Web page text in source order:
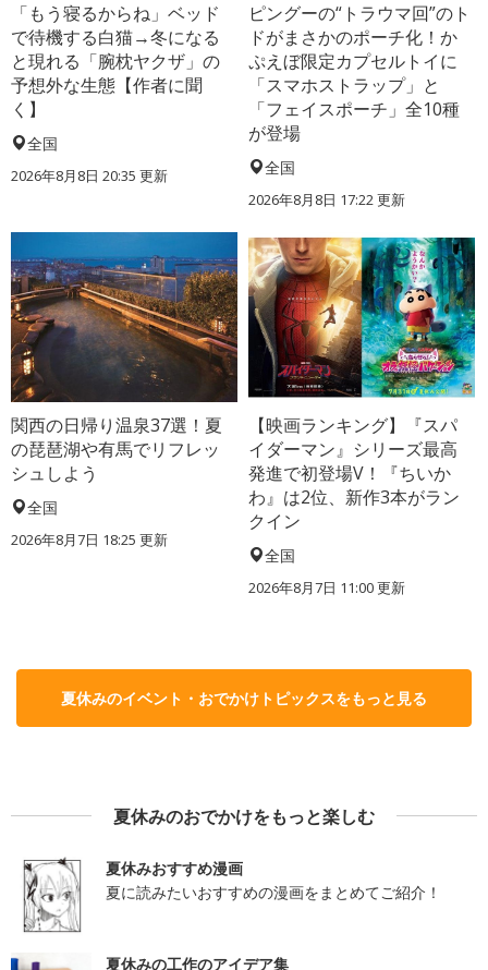
「もう寝るからね」ベッド
で待機する白猫→冬になる
と現れる「腕枕ヤクザ」の
予想外な生態【作者に聞
く】
全国
2026年8月8日 20:35 更新
ピングーの“トラウマ回”のト
ドがまさかのポーチ化！か
ぷえぼ限定カプセルトイに
「スマホストラップ」と
「フェイスポーチ」全10種
が登場
全国
2026年8月8日 17:22更新
関西の日帰り温泉37選！夏
の琵琶湖や有馬でリフレッ
シュしよう
全国
2026年8月7日 18:25 更新
【映画ランキング】『スパ
イダーマン』シリーズ最高
発進で初登場V！『ちいか
わ』は2位、新作3本がラン
クイン
全国
2026年8月7日 11:00更新
夏休みのイベント・おでかけトピックスをもっと見る
夏休みのおでかけをもっと楽しむ
夏休みおすすめ漫画
夏に読みたいおすすめの漫画をまとめてご紹介！
夏休みの工作のアイデア集